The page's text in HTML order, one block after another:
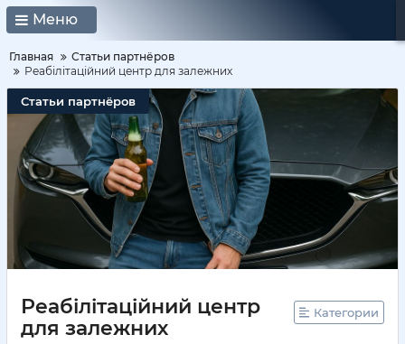
Меню
Главная
Статьи партнёров
Реабілітаційний центр для залежних
Статьи партнёров
Реабілітаційний центр
для залежних
Категории